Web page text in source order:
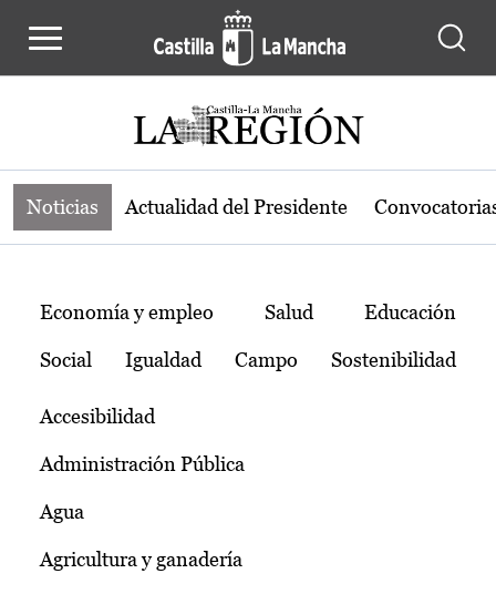
Noticias de la región de Castilla-La
Noticias Actualidad del Presidente
Temas
Economía y empleo Salud Educación
Social Igualdad Campo Sostenibilidad
Accesibilidad
Administración Pública
Agua
Agricultura y ganadería